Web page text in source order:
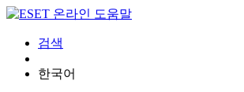
검색
한국어